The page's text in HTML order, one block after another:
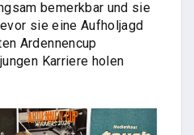
bemerkbar und sie
sie eine Aufholjagd
Ardennencup
Karriere holen